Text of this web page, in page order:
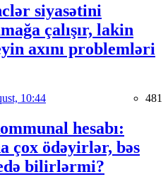
siyasətini
çalışır, lakin
axını problemləri
10:44 481
hesabı:
çox ödəyirlər, bəs
bilirlərmi?